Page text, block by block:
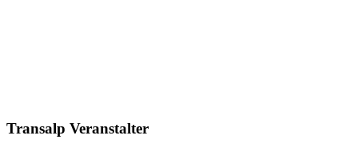
Transalp Veranstalter